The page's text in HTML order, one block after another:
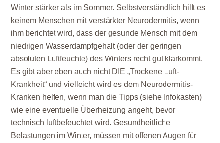
Winter stärker als im Sommer. Selbstverständlich hilft es
keinem Menschen mit verstärkter Neurodermitis, wenn
ihm berichtet wird, dass der gesunde Mensch mit dem
niedrigen Wasserdampfgehalt (oder der geringen
absoluten Luftfeuchte) des Winters recht gut klarkommt.
Es gibt aber eben auch nicht DIE „Trockene Luft-
Krankheit“ und vielleicht wird es dem Neurodermitis-
Kranken helfen, wenn man die Tipps (siehe Infokasten)
wie eine eventuelle Überheizung angeht, bevor
technisch luftbefeuchtet wird. Gesundheitliche
Belastungen im Winter, müssen mit offenen Augen für